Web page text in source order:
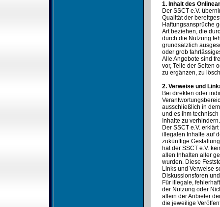
1. Inhalt des
Der SSCT e.V.
Qualität der
Haftungsansprüche
Art beziehen, die
durch die Nutzung
grundsätzlich
oder grob
Alle Angebote sind
vor, Teile der Seiten
zu ergänzen, zu
2. Verweise und
Bei direkten oder
ausschließlich in
und es ihm
Inhalte zu verhindern.
Der SSCT e.V.
illegalen Inhalte auf
zukünftige
hat der SSCT e.V.
allen Inhalten aller
wurden. Diese
Links und Verweise
Diskussionsforen
Für illegale,
der Nutzung oder
allein der Anbieter
die jeweilige